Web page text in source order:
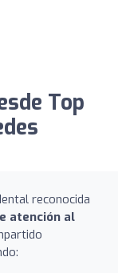
Top
reconocida
atención al